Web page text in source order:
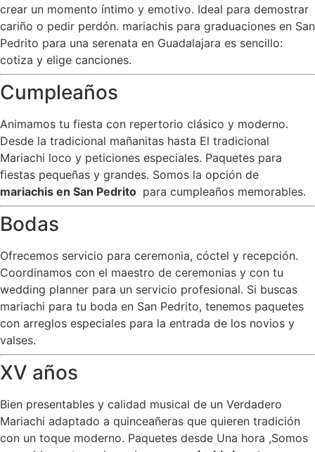
crear un momento íntimo y emotivo. Ideal para demostrar
cariño o pedir perdón. mariachis para graduaciones en San
Pedrito para una serenata en Guadalajara es sencillo:
cotiza y elige canciones.
Cumpleaños
Animamos tu fiesta con repertorio clásico y moderno.
Desde la tradicional mañanitas hasta El tradicional
Mariachi loco y peticiones especiales. Paquetes para
fiestas pequeñas y grandes. Somos la opción de
mariachis en San Pedrito para cumpleaños memorables.
Bodas
Ofrecemos servicio para ceremonia, cóctel y recepción.
Coordinamos con el maestro de ceremonias y con tu
wedding planner para un servicio profesional. Si buscas
mariachi para tu boda en San Pedrito, tenemos paquetes
con arreglos especiales para la entrada de los novios y
valses.
XV años
Bien presentables y calidad musical de un Verdadero
Mariachi adaptado a quinceañeras que quieren tradición
con un toque moderno. Paquetes desde Una hora ,Somos